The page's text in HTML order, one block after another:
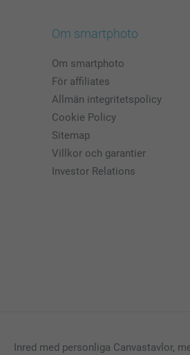
Om smartphoto
Om smartphoto
För affiliates
Allmän integritetspolicy
Cookie Policy
Sitemap
Villkor och garantier
Investor Relations
Inred med personliga Canvastavlor,